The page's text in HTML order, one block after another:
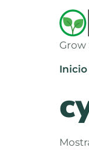
Grow
Inicio